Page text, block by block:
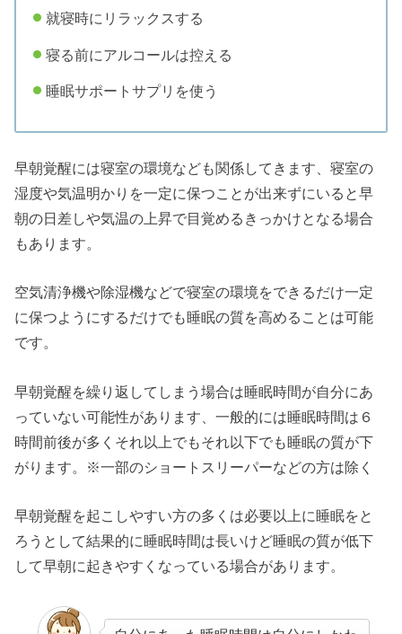
就寝時にリラックスする
寝る前にアルコールは控える
睡眠サポートサプリを使う
早朝覚醒には寝室の環境なども関係してきます、寝室の
湿度や気温明かりを一定に保つことが出来ずにいると早
朝の日差しや気温の上昇で目覚めるきっかけとなる場合
もあります。
空気清浄機や除湿機などで寝室の環境をできるだけ一定
に保つようにするだけでも睡眠の質を高めることは可能
です。
早朝覚醒を繰り返してしまう場合は睡眠時間が自分にあ
っていない可能性があります、一般的には睡眠時間は６
時間前後が多くそれ以上でもそれ以下でも睡眠の質が下
がります。※一部のショートスリーパーなどの方は除く
早朝覚醒を起こしやすい方の多くは必要以上に睡眠をと
ろうとして結果的に睡眠時間は長いけど睡眠の質が低下
して早朝に起きやすくなっている場合があります。